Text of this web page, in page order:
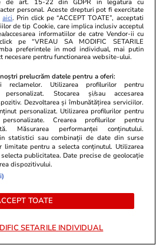
aerul
frecvente
15 iul.
în 2026
08 iul.
de art. 15-22 din GDPR in legatura cu
personal. Aceste drepturi pot fi exercitate
aici. Prin click pe “ACCEPT TOATE”, acceptati
de tip Cookie, care implica inclusiv acceptul
accesarea informatiilor de catre Vendor-ii cu
pe “VREAU SA MODIFIC SETARILE
preferintele in mod individual, mai putin
necesare pentru functionarea website-ului.
prelucrăm datele pentru a oferi:
reclamelor. Utilizarea profilurilor pentru
personalizat. Stocarea și/sau accesarea
Dezvoltarea și îmbunătățirea serviciilor.
personalizat. Utilizarea profilurilor pentru
Crearea profilurilor pentru
Măsurarea performanței conținutului.
statistici sau combinații de date din surse
limitate pentru a selecta conținutul. Utilizarea
publicitatea. Date precise de geolocație
dispozitivului.
TOATE
SETARILE INDIVIDUAL